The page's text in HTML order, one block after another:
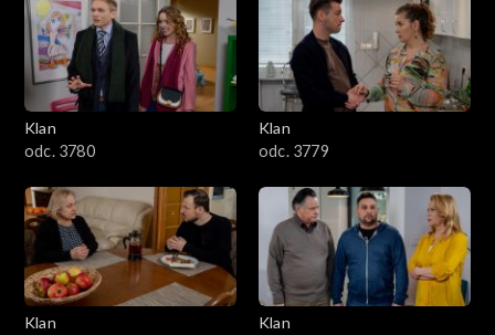
1101–1200
1001–1100
901–1000
801–900
701–800
601–700
Klan
odc. 3780
Klan
odc. 3779
Klan
Klan